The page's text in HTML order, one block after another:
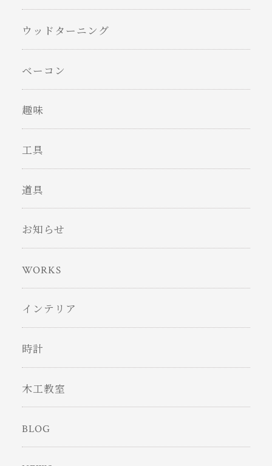
ウッドターニング
ベーコン
趣味
工具
道具
お知らせ
WORKS
インテリア
時計
木工教室
BLOG